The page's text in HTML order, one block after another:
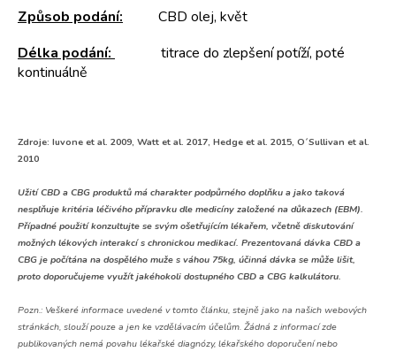
Způsob podání:
CBD olej, květ
Délka podání:
titrace do zlepšení potíží, poté
kontinuálně
Zdroje: Iuvone et al. 2009, Watt et al. 2017, Hedge et al. 2015, O´Sullivan et al.
2010
Užití CBD a CBG produktů má charakter podpůrného doplňku a jako taková
nesplňuje kritéria léčivého přípravku dle medicíny založené na důkazech (EBM).
Případné použití konzultujte se svým ošetřujícím lékařem, včetně diskutování
možných lékových interakcí s chronickou medikací. Prezentovaná dávka CBD a
CBG je počítána na dospělého muže s váhou 75kg, účinná dávka se může lišit,
proto doporučujeme využít jakéhokoli dostupného CBD a CBG kalkulátoru.
Pozn.: Veškeré informace uvedené v tomto článku, stejně jako na našich webových
stránkách, slouží pouze a jen ke vzdělávacím účelům. Žádná z informací zde
publikovaných nemá povahu lékařské diagnózy, lékařského doporučení nebo